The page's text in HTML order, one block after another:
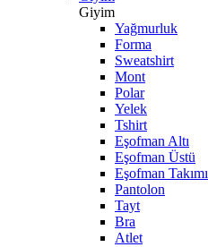
Giyim
Yağmurluk
Forma
Sweatshirt
Mont
Polar
Yelek
Tshirt
Eşofman Altı
Eşofman Üstü
Eşofman Takımı
Pantolon
Tayt
Bra
Atlet